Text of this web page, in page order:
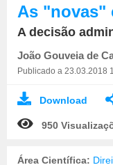
A decisão
Publicado a 23.03.2018
Download
950
Área Científica: